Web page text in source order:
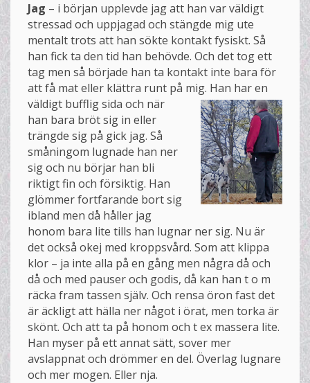
Jag – i början upplevde jag att han var väldigt
stressad och uppjagad och stängde mig ute
mentalt trots att han sökte kontakt fysiskt. Så
han fick ta den tid han behövde. Och det tog ett
tag men så började han ta kontakt inte bara för
att få mat eller klättra runt på mig. Han har en
väldigt bufflig sida och när
han bara bröt sig in eller
trängde sig på gick jag. Så
småningom lugnade han ner
sig och nu börjar han bli
riktigt fin och försiktig. Han
glömmer fortfarande bort sig
ibland men då håller jag
honom bara lite tills han lugnar ner sig. Nu är
det också okej med kroppsvård. Som att klippa
klor – ja inte alla på en gång men några då och
då och med pauser och godis, då kan han t o m
räcka fram tassen själv. Och rensa öron fast det
är äckligt att hälla ner något i örat, men torka är
skönt. Och att ta på honom och t ex massera lite.
Han myser på ett annat sätt, sover mer
avslappnat och drömmer en del. Överlag lugnare
och mer mogen. Eller nja.